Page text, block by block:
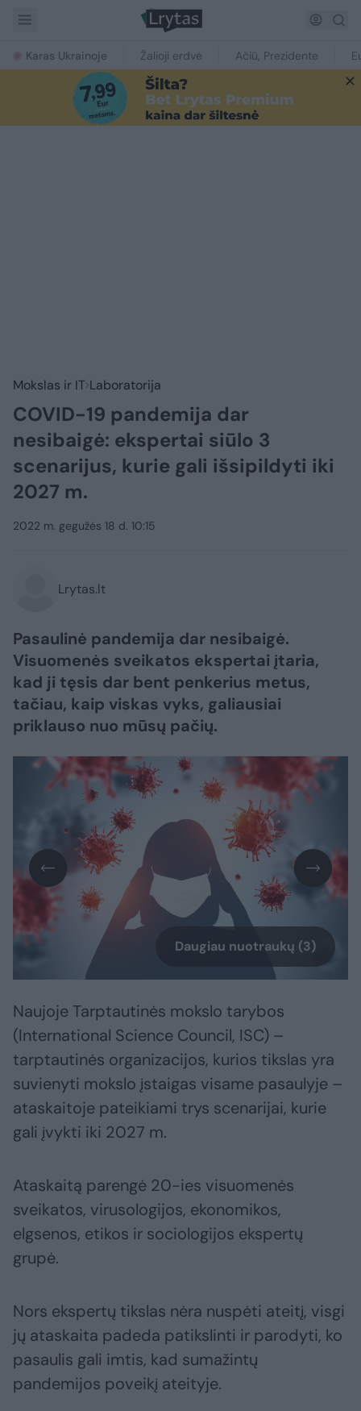
Karas Ukrainoje Žalioji erdvė Ačiū, Prezidente
Mokslas ir IT Laboratorija
COVID-19 pandemija dar
nesibaigė: ekspertai siūlo 3
scenarijus, kurie gali išsipildyti iki
2027 m.
2022 m. gegužės 18 d. 10:15
Lrytas.lt
Pasaulinė pandemija dar nesibaigė.
Visuomenės sveikatos ekspertai įtaria,
kad ji tęsis dar bent penkerius metus,
tačiau, kaip viskas vyks, galiausiai
priklauso nuo mūsų pačių.
Daugiau nuotraukų (3)
Naujoje Tarptautinės mokslo tarybos
(International Science Council, ISC) –
tarptautinės organizacijos, kurios tikslas yra
suvienyti mokslo įstaigas visame pasaulyje –
ataskaitoje pateikiami trys scenarijai, kurie
gali įvykti iki 2027 m.
Ataskaitą parengė 20-ies visuomenės
sveikatos, virusologijos, ekonomikos,
elgsenos, etikos ir sociologijos ekspertų
grupė.
Nors ekspertų tikslas nėra nuspėti ateitį, visgi
jų ataskaita padeda patikslinti ir parodyti, ko
pasaulis gali imtis, kad sumažintų
pandemijos poveikį ateityje.